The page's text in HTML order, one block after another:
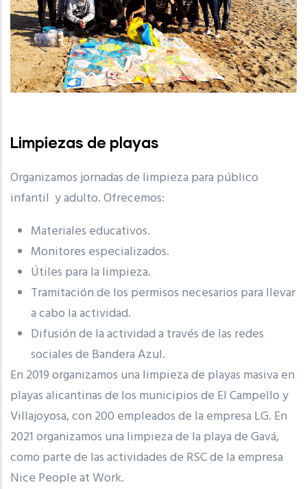
Limpiezas de playas
Organizamos jornadas de limpieza para público
infantil y adulto. Ofrecemos:
Materiales educativos.
Monitores especializados.
Útiles para la limpieza.
Tramitación de los permisos necesarios para llevar
a cabo la actividad.
Difusión de la actividad a través de las redes
sociales de Bandera Azul.
En 2019 organizamos una limpieza de playas masiva en
playas alicantinas de los municipios de El Campello y
Villajoyosa, con 200 empleados de la empresa LG. En
2021 organizamos una limpieza de la playa de Gavá,
como parte de las actividades de RSC de la empresa
Nice People at Work.